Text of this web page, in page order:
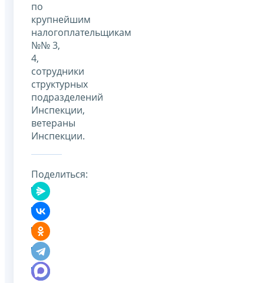
по
крупнейшим
налогоплательщикам
№№ 3,
4,
сотрудники
структурных
подразделений
Инспекции,
ветераны
Инспекции.
Поделиться: